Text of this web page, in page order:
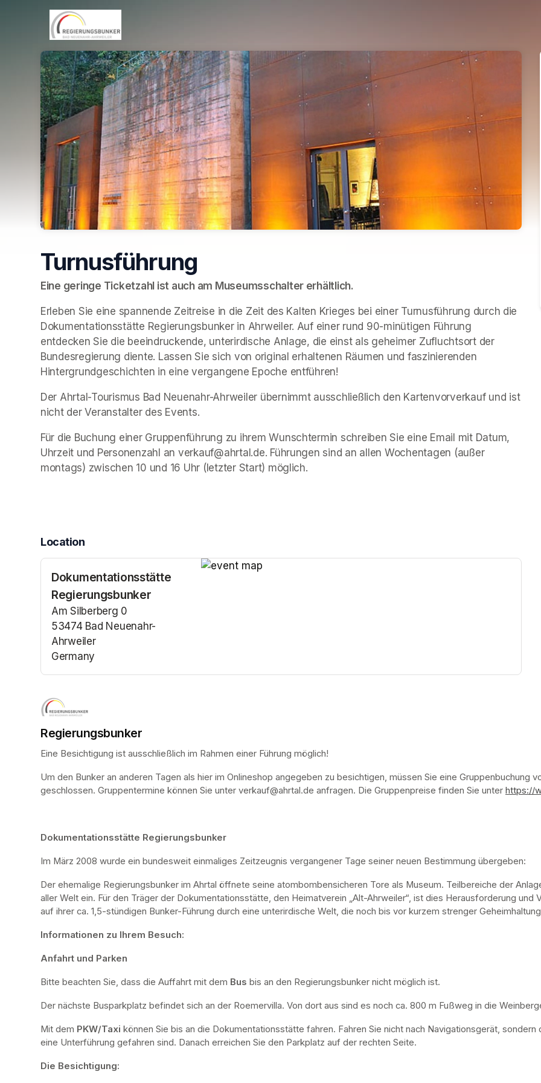
Skip header
Turnusführung
Eine geringe Ticketzahl ist auch am Museumsschalter erhältlich.
Erleben Sie eine spannende Zeitreise in die Zeit des Kalten Krieges bei einer Turnusführung durch die
Dokumentationsstätte Regierungsbunker in Ahrweiler. Auf einer rund 90-minütigen Führung
entdecken Sie die beeindruckende, unterirdische Anlage, die einst als geheimer Zufluchtsort der
Bundesregierung diente. Lassen Sie sich von original erhaltenen Räumen und faszinierenden
Hintergrundgeschichten in eine vergangene Epoche entführen!
Der Ahrtal-Tourismus Bad Neuenahr-Ahrweiler übernimmt ausschließlich den Kartenvorverkauf und ist
nicht der Veranstalter des Events.
Für die Buchung einer Gruppenführung zu ihrem Wunschtermin schreiben Sie eine Email mit Datum,
Uhrzeit und Personenzahl an verkauf@ahrtal.de. Führungen sind an allen Wochentagen (außer
montags) zwischen 10 und 16 Uhr (letzter Start) möglich.
Location
Dokumentationsstätte
Regierungsbunker
Am Silberberg 0
53474 Bad Neuenahr-
Ahrweiler
Germany
(opens in a new tab)
Regierungsbunker
Eine Besichtigung ist ausschließlich im Rahmen einer Führung möglich!
Um den Bunker an anderen Tagen als hier im Onlineshop angegeben zu besichtigen, müssen Sie eine Gruppenbuchung
geschlossen. Gruppentermine können Sie unter verkauf@ahrtal.de anfragen. Die Gruppenpreise finden Sie unter https://
Dokumentationsstätte Regierungsbunker
Im März 2008 wurde ein bundesweit einmaliges Zeitzeugnis vergangener Tage seiner neuen Bestimmung übergeben:
Der ehemalige Regierungsbunker im Ahrtal öffnete seine atombombensicheren Tore als Museum. Teilbereiche der
aller Welt ein. Für den Träger der Dokumentationsstätte, den Heimatverein „Alt-Ahrweiler“, ist dies Herausforderung
auf ihrer ca. 1,5-stündigen Bunker-Führung durch eine unterirdische Welt, die noch bis vor kurzem strenger
Informationen zu Ihrem Besuch:
Anfahrt und Parken
Bitte beachten Sie, dass die Auffahrt mit dem Bus bis an den Regierungsbunker nicht möglich ist.
Der nächste Busparkplatz befindet sich an der Roemervilla. Von dort aus sind es noch ca. 800 m Fußweg in die
Mit dem PKW/Taxi können Sie bis an die Dokumentationsstätte fahren. Fahren Sie nicht nach Navigationsgerät,
eine Unterführung gefahren sind. Danach erreichen Sie den Parkplatz auf der rechten Seite.
Die Besichtigung: